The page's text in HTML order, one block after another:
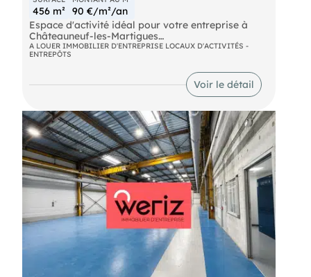
456 m² 90 €/m²/an
Espace d'activité idéal pour votre entreprise à
Châteauneuf-les-Martigues
Découvrez ce local professionnel de 456 m²,
parfaitement adapté à vos besoins d'implantation
Châteauneuf-les-Martigues, cet espace offre
unegrande flexibilité pour accueillir vos activités
commerciales, artisanales ou logistiques.
Disponible à partir du 1er octobre 2026, ce bien
allie fonctionnalité et accessibilité pour soutenir le
développement de votre projet.
Un cadre professionnel prêt à s'adapter à vos
ambitions.
A LOUER IMMOBILIER D'ENTREPRISE LOCAUX D'ACTIVITÉS -
ENTREPÔTS
Voir le détail